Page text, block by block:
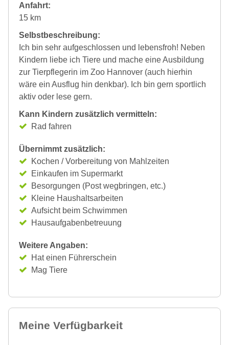
Anfahrt:
15 km
Selbstbeschreibung:
Ich bin sehr aufgeschlossen und lebensfroh! Neben
Kindern liebe ich Tiere und mache eine Ausbildung
zur Tierpflegerin im Zoo Hannover (auch hierhin
wäre ein Ausflug hin denkbar). Ich bin gern sportlich
aktiv oder lese gern.
Kann Kindern zusätzlich vermitteln:
Rad fahren
Übernimmt zusätzlich:
Kochen / Vorbereitung von Mahlzeiten
Einkaufen im Supermarkt
Besorgungen (Post wegbringen, etc.)
Kleine Haushaltsarbeiten
Aufsicht beim Schwimmen
Hausaufgabenbetreuung
Weitere Angaben:
Hat einen Führerschein
Mag Tiere
Meine Verfügbarkeit